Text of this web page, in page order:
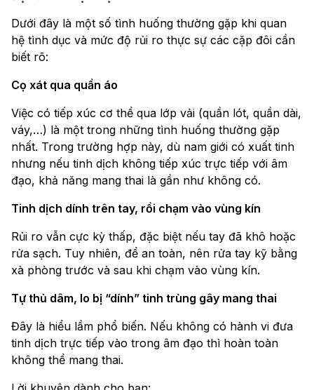
Dưới đây là một số tình huống thường gặp khi quan
hệ tình dục và mức độ rủi ro thực sự các cặp đôi cần
biết rõ:
Cọ xát qua quần áo
Việc có tiếp xúc cơ thể qua lớp vải (quần lót, quần dài,
váy,…) là một trong những tình huống thường gặp
nhất. Trong trường hợp này, dù nam giới có xuất tinh
nhưng nếu tinh dịch không tiếp xúc trực tiếp với âm
đạo, khả năng mang thai là gần như không có.
Tinh dịch dính trên tay, rồi chạm vào vùng kín
Rủi ro vẫn cực kỳ thấp, đặc biệt nếu tay đã khô hoặc
rửa sạch. Tuy nhiên, để an toàn, nên rửa tay kỹ bằng
xà phòng trước và sau khi chạm vào vùng kín.
Tự thủ dâm, lo bị “dính” tinh trùng gây mang thai
Đây là hiểu lầm phổ biến. Nếu không có hành vi đưa
tinh dịch trực tiếp vào trong âm đạo thì hoàn toàn
không thể mang thai.